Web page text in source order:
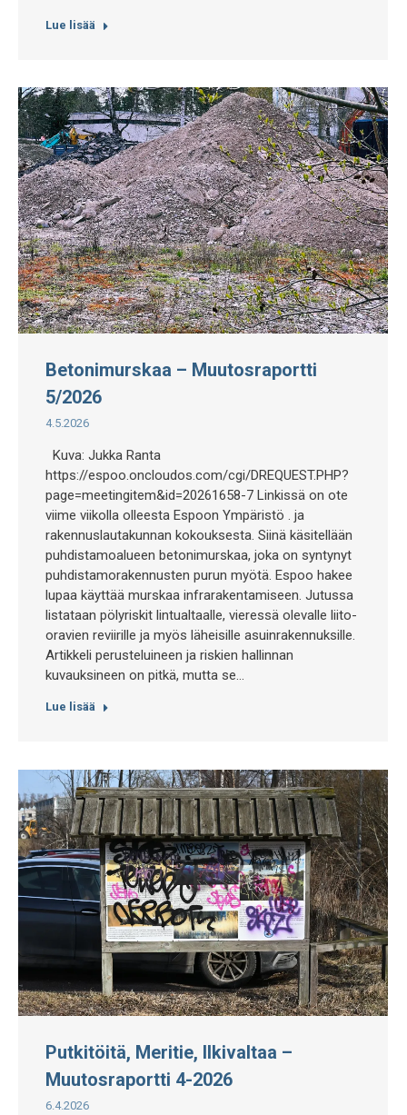
Lue lisää
Betonimurskaa – Muutosraportti
5/2026
4.5.2026
Kuva: Jukka Ranta
https://espoo.oncloudos.com/cgi/DREQUEST.PHP?
page=meetingitem&id=20261658-7 Linkissä on ote
viime viikolla olleesta Espoon Ympäristö . ja
rakennuslautakunnan kokouksesta. Siinä käsitellään
puhdistamoalueen betonimurskaa, joka on syntynyt
puhdistamorakennusten purun myötä. Espoo hakee
lupaa käyttää murskaa infrarakentamiseen. Jutussa
listataan pölyriskit lintualtaalle, vieressä olevalle liito-
oravien reviirille ja myös läheisille asuinrakennuksille.
Artikkeli perusteluineen ja riskien hallinnan
kuvauksineen on pitkä, mutta se…
Lue lisää
Putkitöitä, Meritie, Ilkivaltaa –
Muutosraportti 4-2026
6.4.2026